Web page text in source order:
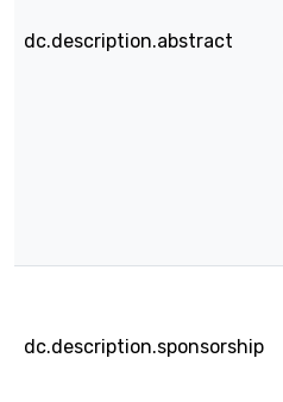
dc.description.abstract
dc.description.sponsorship